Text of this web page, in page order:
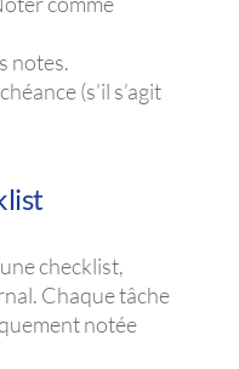
notes.
(s’il s’agit
checklist,
Chaque tâche
notée